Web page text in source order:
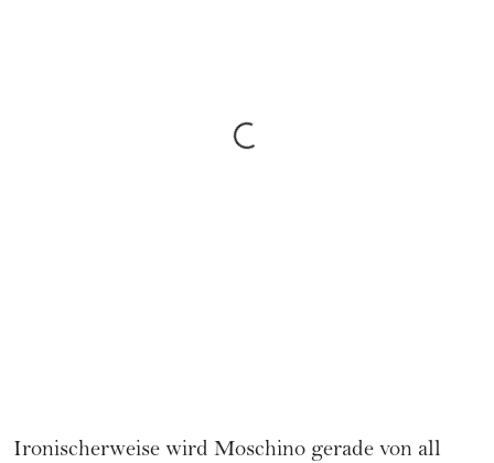
Ironischerweise wird Moschino gerade von all